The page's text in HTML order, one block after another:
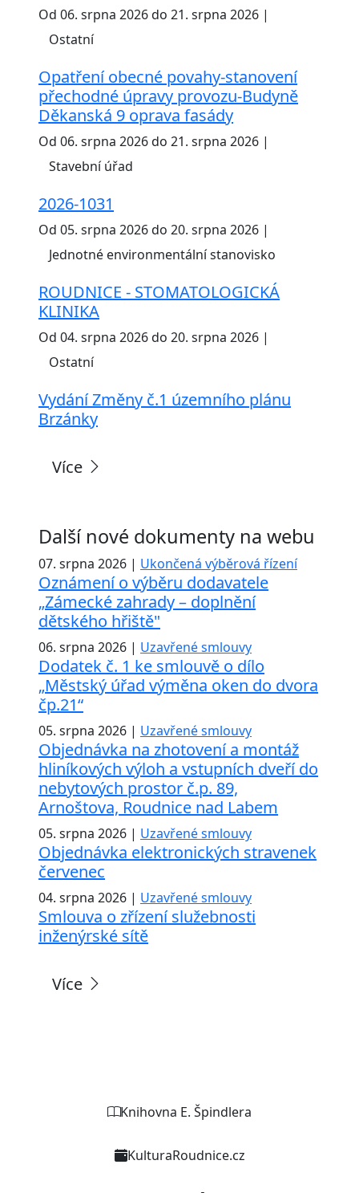
Od 06. srpna 2026 do 21. srpna 2026 |
Ostatní
Opatření obecné povahy-stanovení
přechodné úpravy provozu-Budyně
Děkanská 9 oprava fasády
Od 06. srpna 2026 do 21. srpna 2026 |
Stavební úřad
2026-1031
Od 05. srpna 2026 do 20. srpna 2026 |
Jednotné environmentální stanovisko
ROUDNICE - STOMATOLOGICKÁ
KLINIKA
Od 04. srpna 2026 do 20. srpna 2026 |
Ostatní
Vydání Změny č.1 územního plánu
Brzánky
Více
Další nové dokumenty na webu
07. srpna 2026 | Ukončená výběrová řízení
Oznámení o výběru dodavatele
„Zámecké zahrady – doplnění
dětského hřiště"
06. srpna 2026 | Uzavřené smlouvy
Dodatek č. 1 ke smlouvě o dílo
„Městský úřad výměna oken do dvora
čp.21“
05. srpna 2026 | Uzavřené smlouvy
Objednávka na zhotovení a montáž
hliníkových výloh a vstupních dveří do
nebytových prostor č.p. 89,
Arnoštova, Roudnice nad Labem
05. srpna 2026 | Uzavřené smlouvy
Objednávka elektronických stravenek
červenec
04. srpna 2026 | Uzavřené smlouvy
Smlouva o zřízení služebnosti
inženýrské sítě
Více
Knihovna E. Špindlera
KulturaRoudnice.cz